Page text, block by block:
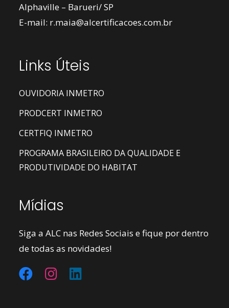
Alphaville – Barueri/ SP
E-mail: r.maia@alcertificacoes.com.br
Links Úteis
OUVIDORIA INMETRO
PRODCERT INMETRO
CERTFIQ INMETRO
PROGRAMA BRASILEIRO DA QUALIDADE E
PRODUTIVIDADE DO HABITAT
Mídias
Siga a ALC nas Redes Sociais e fique por dentro
de todas as novidades!